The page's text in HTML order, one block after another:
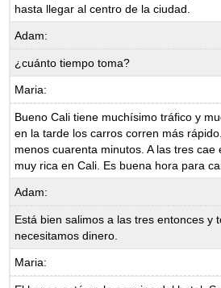
hasta llegar al centro de la ciudad.
Adam:
¿cuánto tiempo toma?
Maria:
Bueno Cali tiene muchísimo tráfico y
en la tarde los carros corren más
menos cuarenta minutos. A las tres cae
muy rica en Cali. Es buena hora para
Adam:
Está bien salimos a las tres entonces y
necesitamos dinero.
Maria: